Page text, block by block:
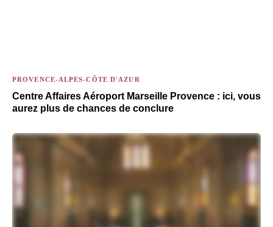
PROVENCE-ALPES-CÔTE D'AZUR
Centre Affaires Aéroport Marseille Provence : ici, vous
aurez plus de chances de conclure